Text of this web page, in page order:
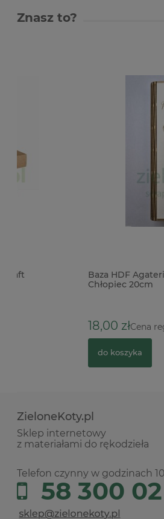
Znasz to?
Baza HDF Agateria Pudełko na
Chłopiec 20cm
Cena regularna:
ZieloneKoty.pl
Sklep internetowy
z materiałami do rękodzieła
Telefon czynny w godzinach
58 300